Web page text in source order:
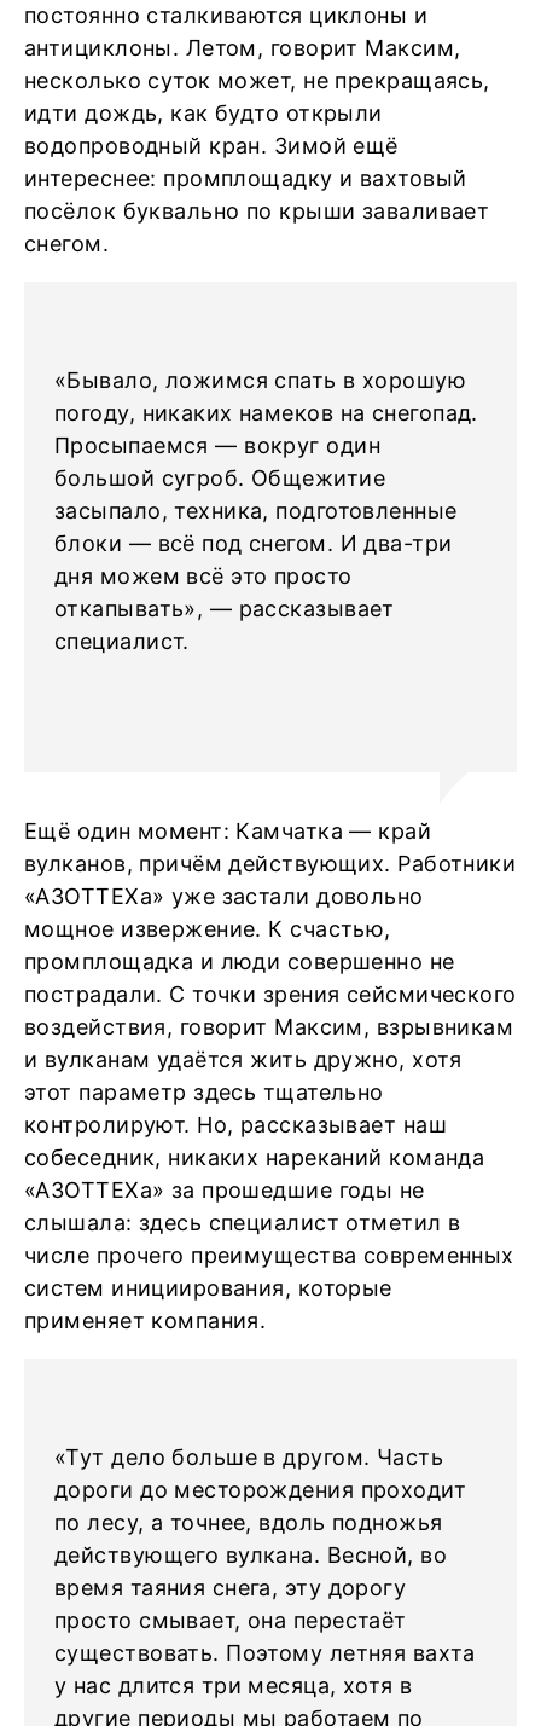
постоянно сталкиваются циклоны и
антициклоны. Летом, говорит Максим,
несколько суток может, не прекращаясь,
идти дождь, как будто открыли
водопроводный кран. Зимой ещё
интереснее: промплощадку и вахтовый
посёлок буквально по крыши заваливает
снегом.
«Бывало, ложимся спать в хорошую
погоду, никаких намеков на снегопад.
Просыпаемся ― вокруг один
большой сугроб. Общежитие
засыпало, техника, подготовленные
блоки ― всё под снегом. И два-три
дня можем всё это просто
откапывать», ― рассказывает
специалист.
Ещё один момент: Камчатка ― край
вулканов, причём действующих. Работники
«АЗОТТЕХа» уже застали довольно
мощное извержение. К счастью,
промплощадка и люди совершенно не
пострадали. С точки зрения сейсмического
воздействия, говорит Максим, взрывникам
и вулканам удаётся жить дружно, хотя
этот параметр здесь тщательно
контролируют. Но, рассказывает наш
собеседник, никаких нареканий команда
«АЗОТТЕХа» за прошедшие годы не
слышала: здесь специалист отметил в
числе прочего преимущества современных
систем инициирования, которые
применяет компания.
«Тут дело больше в другом. Часть
дороги до месторождения проходит
по лесу, а точнее, вдоль подножья
действующего вулкана. Весной, во
время таяния снега, эту дорогу
просто смывает, она перестаёт
существовать. Поэтому летняя вахта
у нас длится три месяца, хотя в
другие периоды мы работаем по